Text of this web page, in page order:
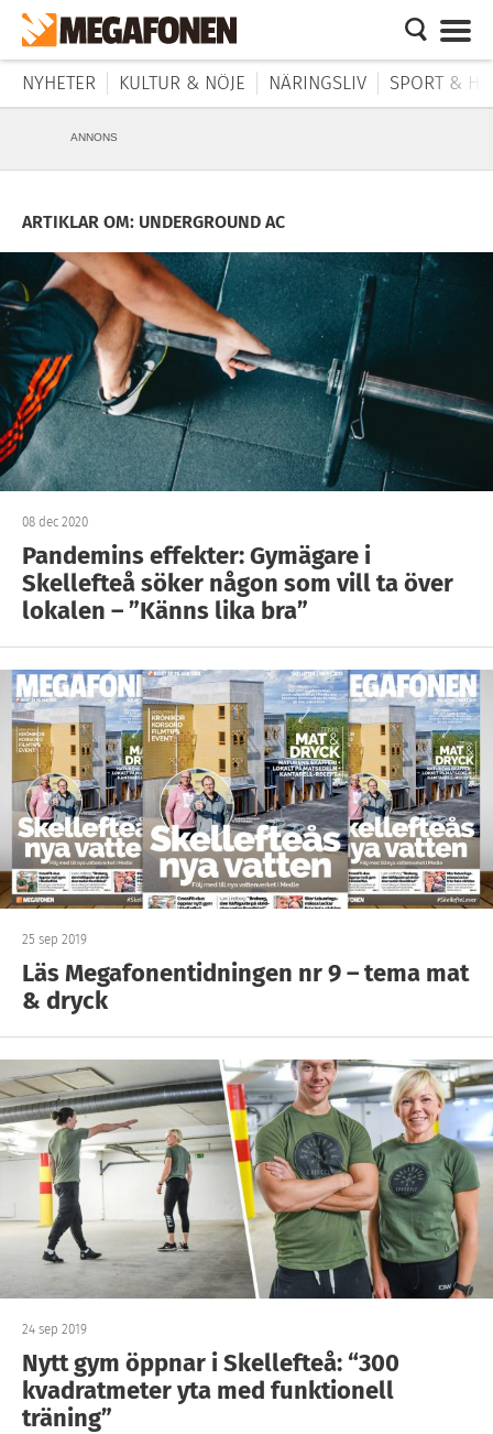
NYHETER KULTUR & NÖJE NÄRINGSLIV SPORT &
ANNONS
ARTIKLAR OM: UNDERGROUND AC
08 dec 2020
Pandemins effekter: Gymägare i
Skellefteå söker någon som vill ta över
lokalen – ”Känns lika bra”
25 sep 2019
Läs Megafonentidningen nr 9 – tema mat
& dryck
24 sep 2019
Nytt gym öppnar i Skellefteå: “300
kvadratmeter yta med funktionell
träning”